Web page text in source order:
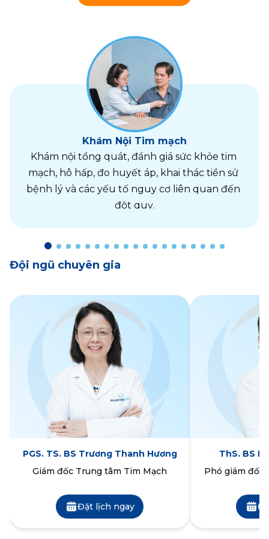
Khám Nội Tim mạch
Khám nội tổng quát, đánh giá sức khỏe tim
mạch, hô hấp, đo huyết áp, khai thác tiền sử
bệnh lý và các yếu tố nguy cơ liên quan đến
đột quỵ.
Đội ngũ chuyên gia
PGS. TS. BS Trương Thanh Hương
Giám đốc Trung tâm Tim Mạch
Đặt lịch ngay
ThS. BS
Phó giám đốc